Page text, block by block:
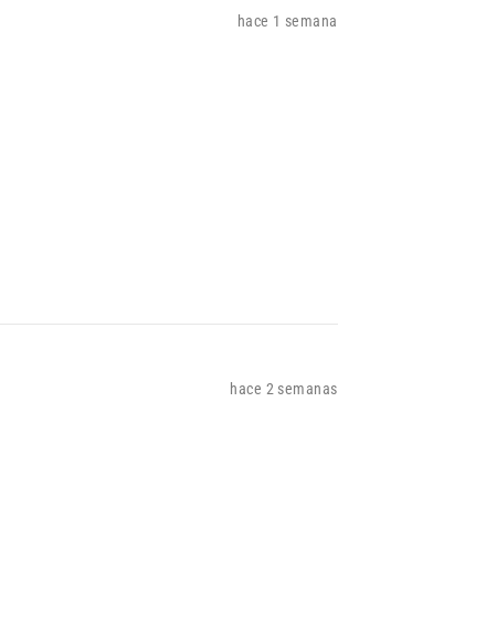
hace 1 semana
hace 2 semanas